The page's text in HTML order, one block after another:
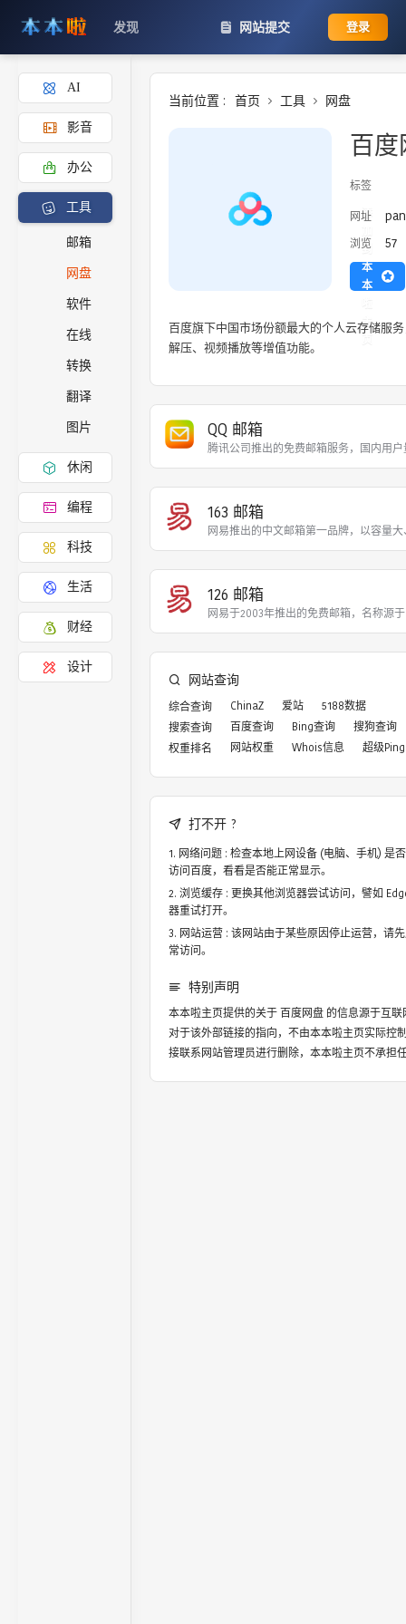
发现 网站提交 登录
AI
影音
办公
工具
邮箱
网盘
软件
在线
转换
翻译
图片
休闲
编程
科技
生活
财经
设计
当前位置 : 首页 工具 网盘
百
标签
网址
浏览 57
添
到
本
本
主
百度旗下中国市场份额最大的个人云存储服
解压、视频播放等增值功能。
QQ 邮箱
腾讯公司推出的免费邮箱服务，国内用
163 邮箱
网易推出的中文邮箱第一品牌，以容量
126 邮箱
网易于2003年推出的免费邮箱，名称源
网站查询
综合查询 ChinaZ 爱站
5188数据
搜索查询
百度查询 Bing查询
搜狗查询
权重排名
网站权重 Whois信息 超级Ping
打不开 ?
网络问题 : 检查本地上网设备 (电脑、手机) 是
访问百度，看看是否能正常显示。
浏览缓存 : 更换其他浏览器尝试访问，譬如
器重试打开。
网站运营 : 该网站由于某些原因停止运营，请
常访问。
特别声明
本本啦主页提供的关于百度网盘的信息源于互联
对于该外部链接的指向，不由本本啦主页实际控
接联系网站管理员进行删除，本本啦主页不承担